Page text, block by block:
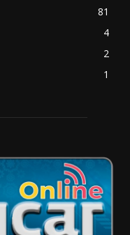
81
4
2
1